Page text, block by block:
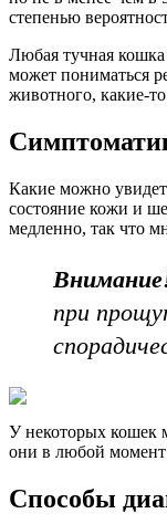
степенью
Любая тучная кошка
может пониматься
животного, какие-
Какие можно
состояние кожи и
медленно, так что
при
У некоторых кошек
они в любой момент
Способы